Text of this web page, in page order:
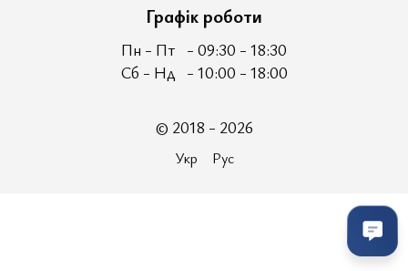
Графік роботи
Пн - Пт - 09:30 - 18:30
Сб - Нд - 10:00 - 18:00
© 2018 - 2026
Укр Рус